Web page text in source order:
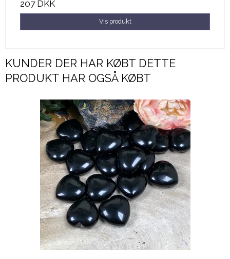
207 DKK
Vis produkt
KUNDER DER HAR KØBT DETTE
PRODUKT HAR OGSÅ KØBT